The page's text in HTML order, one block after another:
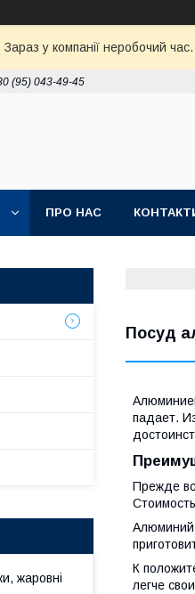
Зараз у компанії неробочий
(95) 043-49-45
ПРО НАС
Посуд
падает.
Прежде
Алюминий
К
легче
жаровні